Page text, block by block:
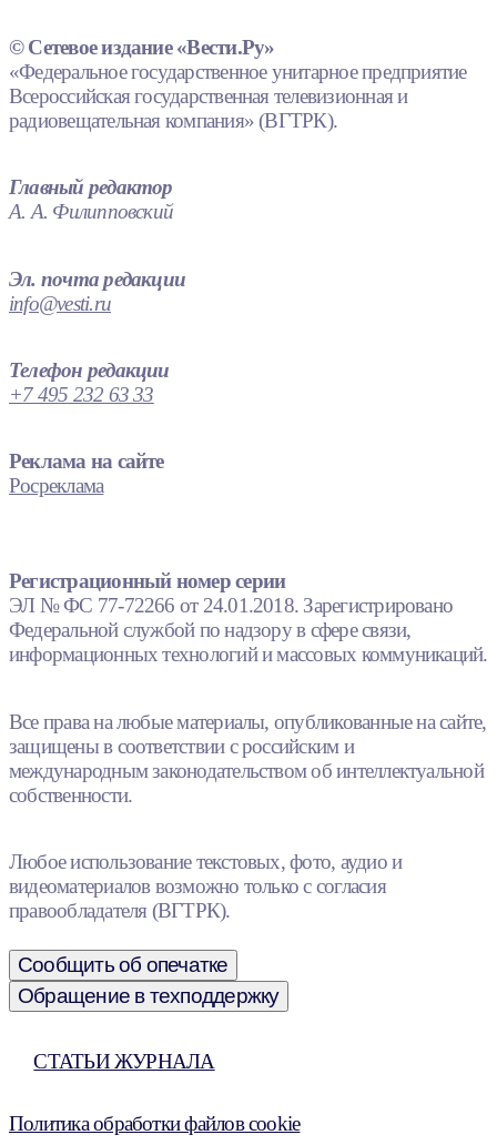
© Сетевое издание «Вести.Ру»
«Федеральное государственное унитарное предприятие
Всероссийская государственная телевизионная и
радиовещательная компания» (ВГТРК).
Главный редактор
А. А. Филипповский
Эл. почта редакции
info@vesti.ru
Телефон редакции
+7 495 232 63 33
Реклама на сайте
Росреклама
Регистрационный номер серии
ЭЛ № ФС 77-72266 от 24.01.2018. Зарегистрировано
Федеральной службой по надзору в сфере связи,
информационных технологий и массовых коммуникаций.
Все права на любые материалы, опубликованные на сайте,
защищены в соответствии с российским и
международным законодательством об интеллектуальной
собственности.
Любое использование текстовых, фото, аудио и
видеоматериалов возможно только с согласия
правообладателя (ВГТРК).
Сообщить об опечатке
Обращение в техподдержку
СТАТЬИ ЖУРНАЛА
Политика обработки файлов cookie